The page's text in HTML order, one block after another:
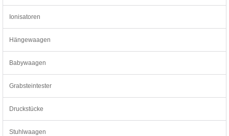
Ionisatoren
Hängewaagen
Babywaagen
Grabsteintester
Druckstücke
Stuhlwaagen